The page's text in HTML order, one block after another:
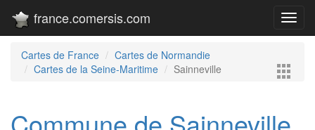
france.comersis.com
Cartes de France
Cartes de Normandie
Cartes de la Seine-Maritime
Sainneville